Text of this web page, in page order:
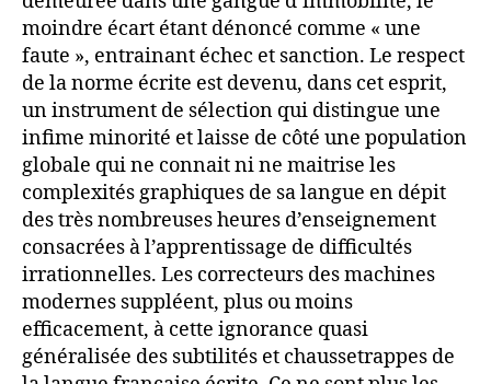
moindre écart étant dénoncé comme « une
faute », entrainant échec et sanction. Le respect
de la norme écrite est devenu, dans cet esprit,
un instrument de sélection qui distingue une
infime minorité et laisse de côté une population
globale qui ne connait ni ne maitrise les
complexités graphiques de sa langue en dépit
des très nombreuses heures d’enseignement
consacrées à l’apprentissage de difficultés
irrationnelles. Les correcteurs des machines
modernes suppléent, plus ou moins
efficacement, à cette ignorance quasi
généralisée des subtilités et chaussetrappes de